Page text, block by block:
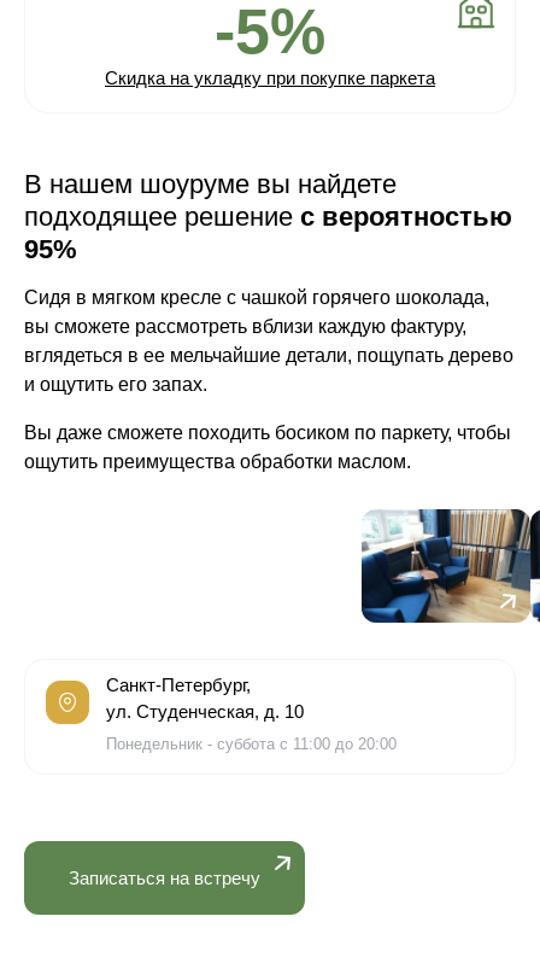
-5%
Скидка на укладку при покупке паркета
В нашем шоуруме вы найдете
подходящее решение с вероятностью
95%
Сидя в мягком кресле с чашкой горячего шоколада,
вы сможете рассмотреть вблизи каждую фактуру,
вглядеться в ее мельчайшие детали, пощупать дерево
и ощутить его запах.
Вы даже сможете походить босиком по паркету, чтобы
ощутить преимущества обработки маслом.
Санкт-Петербург,
ул. Студенческая, д. 10
Понедельник - суббота с 11:00 до 20:00
Записаться на встречу